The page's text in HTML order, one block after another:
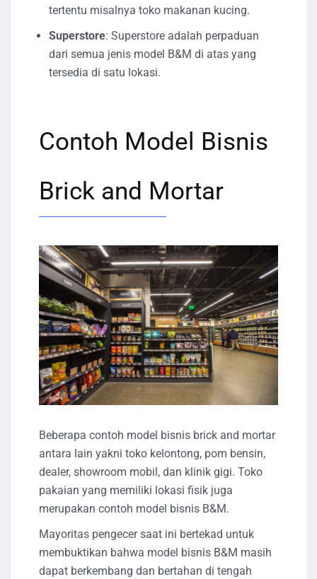
tertentu misalnya toko makanan kucing.
Superstore: Superstore adalah perpaduan
dari semua jenis model B&M di atas yang
tersedia di satu lokasi.
Contoh Model Bisnis
Brick and Mortar
Beberapa contoh model bisnis brick and mortar
antara lain yakni toko kelontong, pom bensin,
dealer, showroom mobil, dan klinik gigi. Toko
pakaian yang memiliki lokasi fisik juga
merupakan contoh model bisnis B&M.
Mayoritas pengecer saat ini bertekad untuk
membuktikan bahwa model bisnis B&M masih
dapat berkembang dan bertahan di tengah